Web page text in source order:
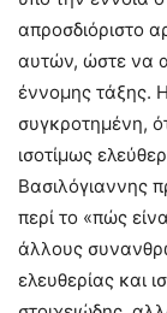
απροσδιόριστο
αυτών, ώστε να
έννομης τάξης.
συγκροτημένη,
ισοτίμως
Βασιλόγιαννης
περί το «πώς
άλλους
ελευθερίας και